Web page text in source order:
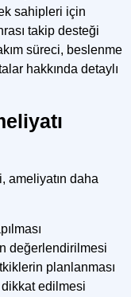
sahipleri için
takip desteği
süreci, beslenme
hakkında detaylı
ameliyatın daha
değerlendirilmesi
planlanması
edilmesi